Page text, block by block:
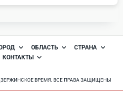
ОБЛАСТЬ
СТРАНА
КОНТАКТЫ
ДЗЕРЖИНСКОЕ ВРЕМЯ. ВСЕ ПРАВА ЗАЩИЩЕНЫ